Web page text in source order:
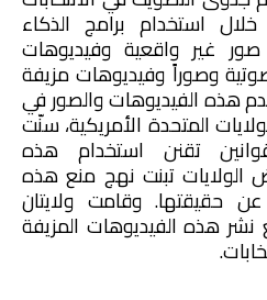
استخدام برامج الذكاء
غير واقعية وفيديوهات
وصوراً وفيديوهات مزيفة
هذه الفيديوهات والصور في
المتحدة الأمريكية، سنّت
تقنن استخدام هذه
الولايات تبنت نهج منع هذه
حقيقتها. وقامت ولايتان
هذه الفيديوهات المزيفة